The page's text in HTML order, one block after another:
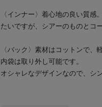
〈インナー〉着心地の良い質
たいですが、シアーのものとコ
〈バック〉素材はコットンで、
内袋は取り外し可能です。
オシャレなデザインなので、シ